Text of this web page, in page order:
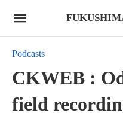
Podcasts
CKWEB :
field